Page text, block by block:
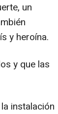
un
y heroína.
y que las
instalación